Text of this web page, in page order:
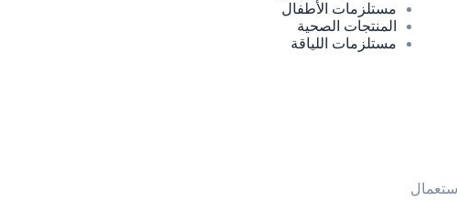
مستلزمات الأطفال
المنتجات الصحية
مستلزمات اللياقة